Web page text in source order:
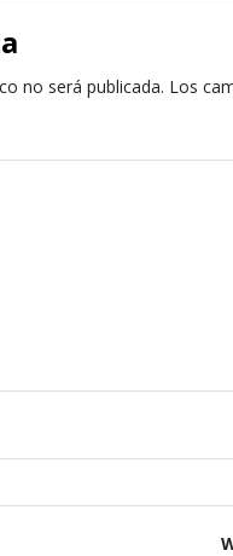
no será publicada. Los